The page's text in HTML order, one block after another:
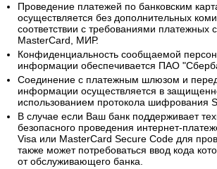
Проведение платежей по банковским
осуществляется без дополнительных
соответствии с требованиями платежных
MasterCard, МИР.
Конфиденциальность сообщаемой
информации обеспечивается ПАО
Соединение с платежным шлюзом и
информации осуществляется в
использованием протокола шифрования
В случае если Ваш банк поддерживает
безопасного проведения интернет-
Visa или MasterCard Secure Code для
также может потребоваться ввод кода
от обслуживающего банка.